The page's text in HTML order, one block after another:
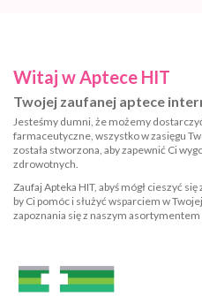
Witaj w Aptece HIT
Twojej zaufanej aptece
Jesteśmy dumni, że możemy
farmaceutyczne, wszystko w zasięgu
została stworzona, aby zapewnić Ci
zdrowotnych.
Zaufaj Apteka HIT, abyś mógł cieszyć
by Ci pomóc i służyć wsparciem w
zapoznania się z naszym